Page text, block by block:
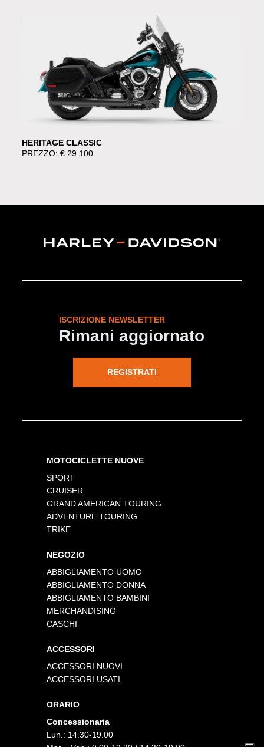
HERITAGE CLASSIC
PREZZO: € 29.100
ISCRIZIONE NEWSLETTER
Rimani aggiornato
REGISTRATI
MOTOCICLETTE NUOVE
SPORT
CRUISER
GRAND AMERICAN TOURING
ADVENTURE TOURING
TRIKE
NEGOZIO
ABBIGLIAMENTO UOMO
ABBIGLIAMENTO DONNA
ABBIGLIAMENTO BAMBINI
MERCHANDISING
CASCHI
ACCESSORI
ACCESSORI NUOVI
ACCESSORI USATI
ORARIO
Concessionaria
Lun.: 14.30-19.00